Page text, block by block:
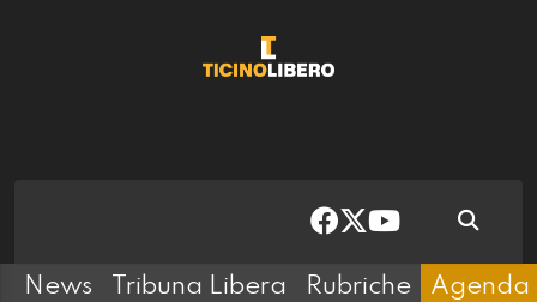
News Tribuna Libera Rubriche Agenda